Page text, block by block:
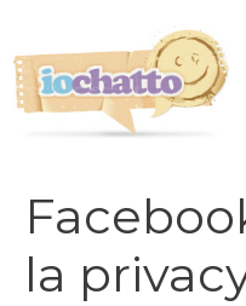
contenuto
la